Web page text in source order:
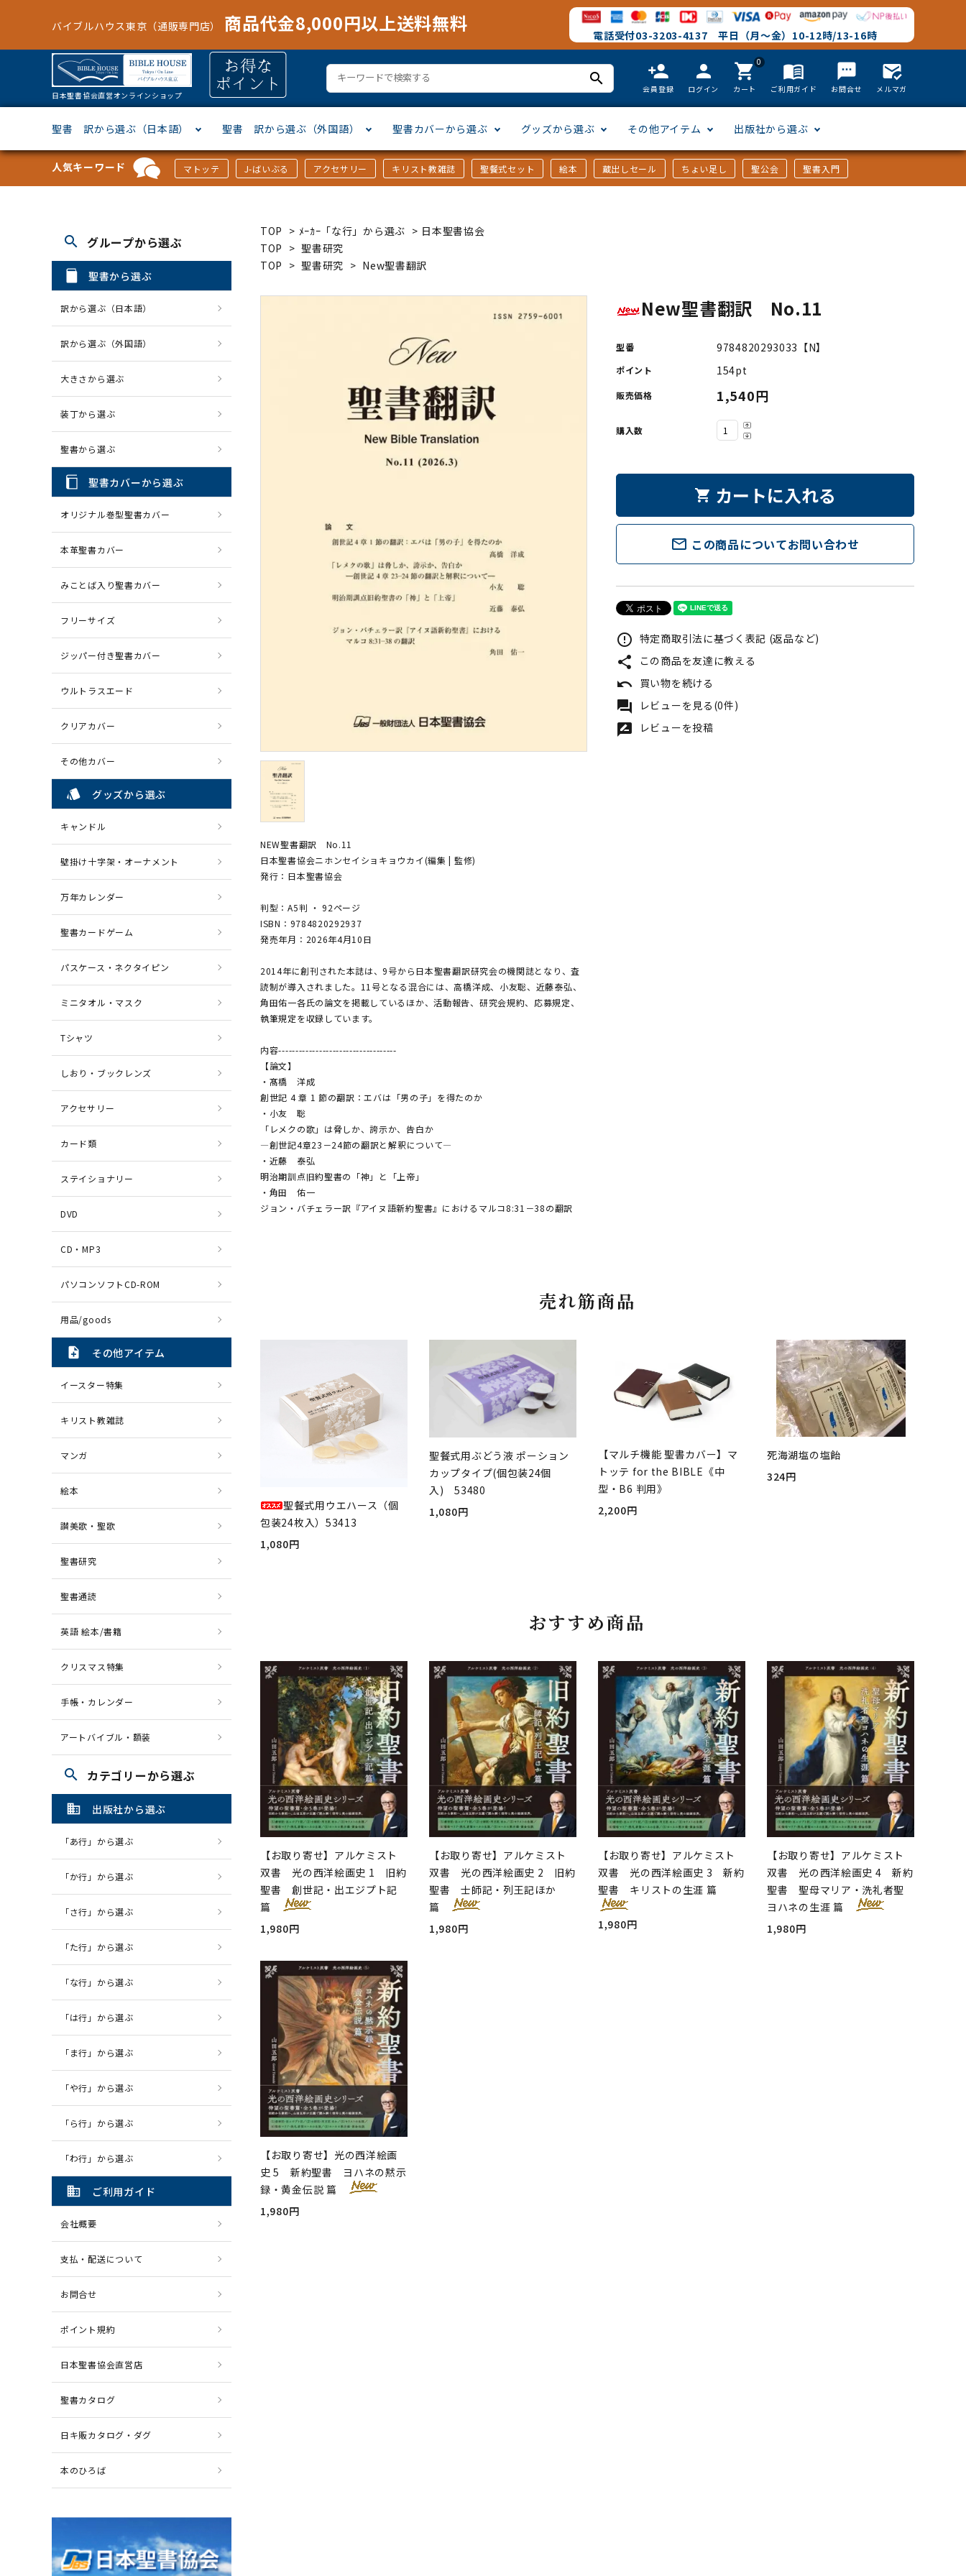
バイブルハウス東京（通販専門店） 商品代金8,000円以上送料無料 電話受付03-3203-4137 平日（月～金）10-12時/13-16時
日本聖書協会直営オンラインショップ
search person_add
会員登録
person
ログイン
0
shopping_cart
カート
menu_book
ご利用ガイド
textsms
お問合せ
mark_email_read
メルマガ
聖書 訳から選ぶ（日本語）
新改訳 フランシスコ会訳
聖書 訳から選ぶ（外国語）
ドイツ語 フランス語
その他ヨーロッパ言語 その他アジアの言語 アフリカの言語
聖書カバーから選ぶ
ジッパー付き聖書カバー ウルトラスエード
グッズから選ぶ
パスケース・ネクタイピン ミニタオル・マスク
カード類 ステイショナリー DVD
CD・MP3 パソコンソフトCD-ROM
その他アイテム
聖書通読 キリスト教雑誌
クリスマス特集 手帳・カレンダー
出版社から選ぶ
「な行」から選ぶ 「は行」から選ぶ
「わ行」から選ぶ
人気キーワード マトッテ J-ばいぶる アクセサリー キリスト教雑誌 聖餐式セット 絵本 蔵出しセール ちょい足し 聖公会 聖書入門
TOP > ﾒｰｶｰ「な行」から選ぶ > 日本聖書協会
TOP > 聖書研究
TOP > 聖書研究 > New聖書翻訳
NEW聖書翻訳 No.11
日本聖書協会ニホンセイショキョウカイ(編集 | 監修)
発行：日本聖書協会
判型：A5判 ・ 92ページ
ISBN：9784820292937
発売年月：2026年4月10日
2014年に創刊された本誌は、9号から日本聖書翻訳研究会の機関誌となり、査
読制が導入されました。11号となる混合には、高橋洋成、小友聡、近藤泰弘、
角田佑一各氏の論文を掲載しているほか、活動報告、研究会規約、応募規定、
執筆規定を収録しています。
内容-----------------------------------
【論文】
・髙橋 洋成
創世記 4 章 1 節の翻訳：エバは「男の子」を得たのか
・小友 聡
「レメクの歌」は脅しか、誇示か、告白か
―創世記4章23－24節の翻訳と解釈について―
・近藤 泰弘
明治期訓点旧約聖書の「神」と「上帝」
・角田 佑一
ジョン・バチェラー訳『アイヌ語新約聖書』におけるマルコ8:31－38の翻訳
New聖書翻訳 No.11
型番 9784820293033【N】
ポイント 154pt
販売価格 1,540円
購入数
shopping_cart カートに入れる
mail_outline この商品についてお問い合わせ
error_outline 特定商取引法に基づく表記 (返品など)
share この商品を友達に教える
undo 買い物を続ける
forum レビューを見る(0件)
rate_review レビューを投稿
売れ筋商品
聖餐式用ウエハース（個
包装24枚入）53413
1,080円
聖餐式用ぶどう液 ポーション
カップタイプ(個包装24個
入) 53480
1,080円
【マルチ機能 聖書カバー】マ
トッテ for the BIBLE《中
型・B6 判用》
2,200円
死海湖塩の塩飴
324円
おすすめ商品
【お取り寄せ】アルケミスト
双書 光の西洋絵画史 1 旧約
聖書 創世記・出エジプト記
篇
1,980円
【お取り寄せ】アルケミスト
双書 光の西洋絵画史 2 旧約
聖書 士師記・列王記ほか
篇
1,980円
【お取り寄せ】アルケミスト
双書 光の西洋絵画史 3 新約
聖書 キリストの生涯 篇
1,980円
【お取り寄せ】アルケミスト
双書 光の西洋絵画史 4 新約
聖書 聖母マリア・洗礼者聖
ヨハネの生涯 篇
1,980円
【お取り寄せ】光の西洋絵画
史 5 新約聖書 ヨハネの黙示
録・黄金伝説 篇
1,980円
search グループから選ぶ
聖書から選ぶ
訳から選ぶ（日本語）
訳から選ぶ（外国語）
大きさから選ぶ
装丁から選ぶ
聖書から選ぶ
聖書カバーから選ぶ
オリジナル巻型聖書カバー
本革聖書カバー
みことば入り聖書カバー
フリーサイズ
ジッパー付き聖書カバー
ウルトラスエード
クリアカバー
その他カバー
style グッズから選ぶ
キャンドル
壁掛け十字架・オーナメント
万年カレンダー
聖書カードゲーム
パスケース・ネクタイピン
ミニタオル・マスク
Tシャツ
しおり・ブックレンズ
アクセサリー
カード類
ステイショナリー
DVD
CD・MP3
パソコンソフトCD-ROM
用品/goods
note_add その他アイテム
イースター特集
キリスト教雑誌
マンガ
絵本
讃美歌・聖歌
聖書研究
聖書通読
英語 絵本/書籍
クリスマス特集
手帳・カレンダー
アートバイブル・額装
search カテゴリーから選ぶ
domain 出版社から選ぶ
「あ行」から選ぶ
「か行」から選ぶ
「さ行」から選ぶ
「た行」から選ぶ
「な行」から選ぶ
「は行」から選ぶ
「ま行」から選ぶ
「や行」から選ぶ
「ら行」から選ぶ
「わ行」から選ぶ
domain ご利用ガイド
会社概要
支払・配送について
お問合せ
ポイント規約
日本聖書協会直営店
聖書カタログ
日キ販カタログ・ダグ
本のひろば